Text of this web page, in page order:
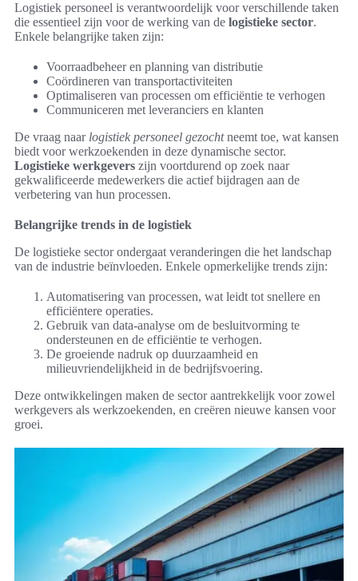
Logistiek personeel is verantwoordelijk voor verschillende taken
die essentieel zijn voor de werking van de logistieke sector.
Enkele belangrijke taken zijn:
Voorraadbeheer en planning van distributie
Coördineren van transportactiviteiten
Optimaliseren van processen om efficiëntie te verhogen
Communiceren met leveranciers en klanten
De vraag naar logistiek personeel gezochtneemt toe, wat kansen
biedt voor werkzoekenden in deze dynamische sector.
Logistieke werkgevers zijn voortdurend op zoek naar
gekwalificeerde medewerkers die actief bijdragen aan de
verbetering van hun processen.
Belangrijke trends in de logistiek
De logistieke sector ondergaat veranderingen die het landschap
van de industrie beïnvloeden. Enkele opmerkelijke trends zijn:
Automatisering van processen, wat leidt tot snellere en
efficiëntere operaties.
Gebruik van data-analyse om de besluitvorming te
ondersteunen en de efficiëntie te verhogen.
De groeiende nadruk op duurzaamheid en
milieuvriendelijkheid in de bedrijfsvoering.
Deze ontwikkelingen maken de sector aantrekkelijk voor zowel
werkgevers als werkzoekenden, en creëren nieuwe kansen voor
groei.